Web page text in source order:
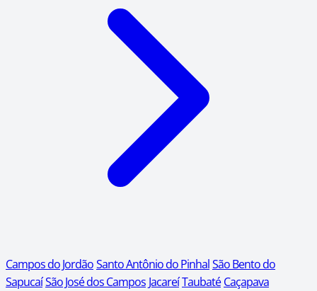
Campos do JordãoSanto Antônio do PinhalSão Bento do
SapucaíSão José dos Campos JacareíTaubaté Caçapava